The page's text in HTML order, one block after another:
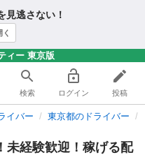
見逃さない！
く
ィー 東京版
検索 ログイン 投稿
イバー 東京都のドライバー
経験歓迎！稼げる配